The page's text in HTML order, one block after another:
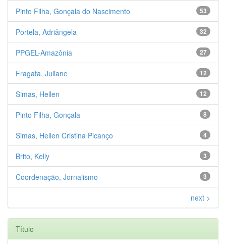
53
Pinto Filha, Gonçala do Nascimento
32
Portela, Adriângela
27
PPGEL-Amazônia
12
Fragata, Juliane
12
Simas, Hellen
8
Pinto Filha, Gonçala
4
Simas, Hellen Cristina Picanço
3
Brito, Kelly
3
Coordenação, Jornalismo
next >
Título